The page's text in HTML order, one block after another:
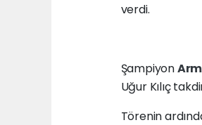
verdi.
Şampiyon
Uğur Kılıç
Törenin